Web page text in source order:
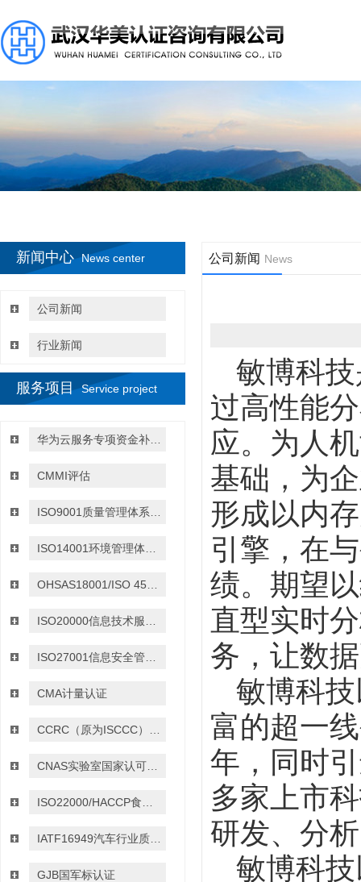
新闻中心 News center
公司新闻
行业新闻
服务项目 Service project
CMMI评估
CMA计量认证
GJB国军标认证
公司新闻 News
敏博科
过高性能
应。为人
基础，为
形成以内
引擎，在
绩。期望
直型实时
务，让数
敏博科
富的超一
年，同时
多家上市
研发、分
敏博科